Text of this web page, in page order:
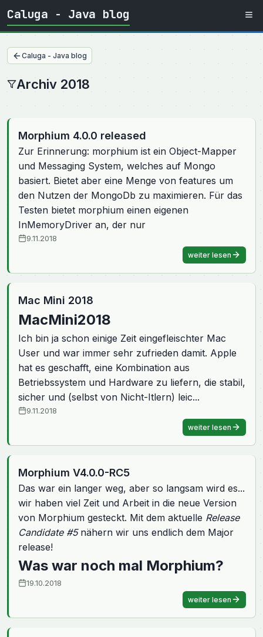
Caluga - Java blog
Caluga - Java blog
Archiv 2018
Morphium 4.0.0 released
Zur Erinnerung: morphium ist ein Object-Mapper
und Messaging System, welches auf Mongo
basiert. Bietet aber eine Menge von features um
den Nutzen der MongoDb zu maximieren. Für das
Testen bietet morphium einen eigenen
InMemoryDriver an, der nur
9.11.2018
weiter lesen
Mac Mini 2018
MacMini2018
Ich bin ja schon einige Zeit eingefleischter Mac
User und war immer sehr zufrieden damit. Apple
hat es geschafft, eine Kombination aus
Betriebssystem und Hardware zu liefern, die stabil,
sicher und (selbst von Nicht-Itlern) leic...
9.11.2018
weiter lesen
Morphium V4.0.0-RC5
Das war ein langer weg, aber so langsam wird es...
wir haben viel Zeit und Arbeit in die neue Version
von Morphium gesteckt. Mit dem aktuelle Release
Candidate #5nähern wir uns endlich dem Major
release!
Was war noch mal Morphium?
19.10.2018
weiter lesen